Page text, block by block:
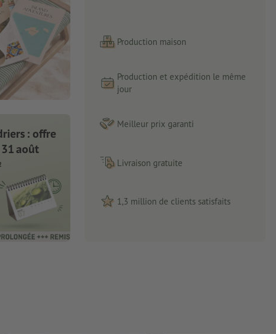
: offre
août
Production maison
Production et expédition le même
jour
Meilleur prix garanti
Livraison gratuite
1,3 million de clients satisfaits